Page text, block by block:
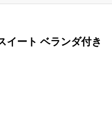
イート ベランダ付き